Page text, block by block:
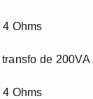
4 Ohms
de 200VA
4 Ohms